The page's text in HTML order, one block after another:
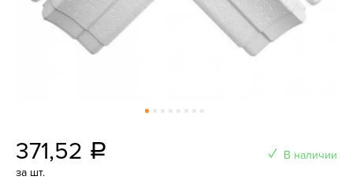
371,52 a
за шт.
В наличии